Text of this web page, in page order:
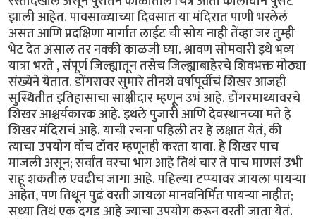
झाली आहेत. पावसाळ्याच्या दिवसात या मंदिरात पाणी भरलेलं
असत आणि प्रदक्षिणा मार्गात लाईट ची सोय नाही तेंव्हा जर तुम्ही
भेट देत असाल तर नक्की काळजी घ्या. श्रावण सोमवारी इथे भव्य
यात्रा भरते , संपूर्ण जिल्ह्यातून तसेच जिल्ह्याबाहेरचे शिवभक्त मोठ्या
संख्येने येतात. डोंगरावर सुमारे तीनशे वर्षापूर्वीचं शिखर आजही
सुस्थितीत इतिहासाचा साक्षीदार म्हणून उभं आहे. डोंगरमाथ्यावरचे
शिखर आश्चर्यकारक आहे. इथले पुजारी आणि देवस्थानच्या मते हे
शिखर मंदिराचं आहे. याची रचना पहिली तर हे लक्षात येतं, की
त्याचा उपयोग वॉच टॉवर म्हणूनही करता यावा. हे शिखर पाच
माजली असून; सर्वांत वरचा भाग आहे तिथं चार ते पाच माणसं उभी
राहू शकतील एवढीच जागा आहे. पहिल्या टप्प्यावर जायला पायऱ्या
आहेत, पण तिथून पुढं वरती जायला मानवनिर्मित पायऱ्या नाहीत;
सध्या तिथं एक दगड आहे ज्याचा उपयोग करून वरती जाता येतं.